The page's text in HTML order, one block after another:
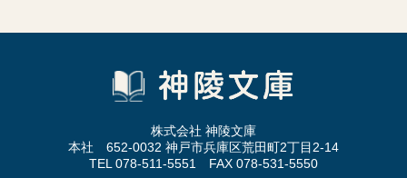
株式会社 神陵文庫
本社 652-0032 神戸市兵庫区荒田町2丁目2-14
TEL 078-511-5551 FAX 078-531-5550